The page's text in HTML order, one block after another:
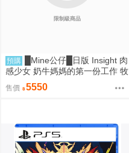
限制級商品
預購
█Mine公仔█日版 Insight 肉
感少女 奶牛媽媽的第一份工作 牧
野小姐 牧野さん 1/6 PMMA D92
59
售價 5550